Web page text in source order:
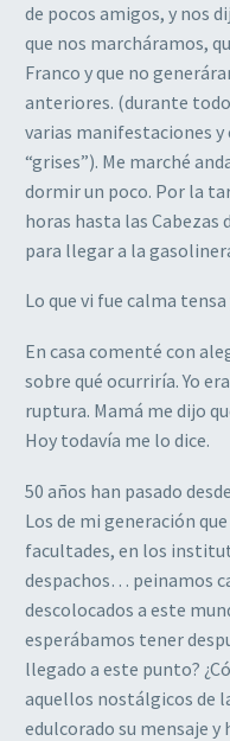
de pocos amigos, y nos
que nos marcháramos,
Franco y que no
anteriores. (durante
varias manifestaciones
“grises”). Me marché
dormir un poco. Por la
horas hasta las Cabezas
para llegar a la
Lo que vi fue calma
En casa comenté con
sobre qué ocurriría. Yo
ruptura. Mamá me dijo
Hoy todavía me lo dice.
50 años han pasado
Los de mi generación
facultades, en los
despachos… peinamos
descolocados a este
esperábamos tener
llegado a este punto?
aquellos nostálgicos de
edulcorado su mensaje